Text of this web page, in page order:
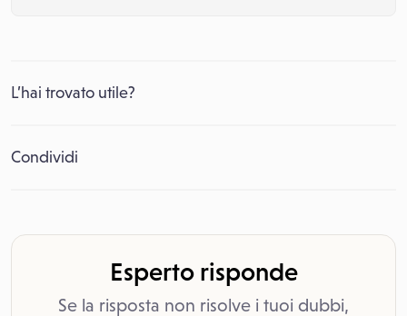
L’hai trovato utile?
Condividi
Esperto risponde
Se la risposta non risolve i tuoi dubbi,